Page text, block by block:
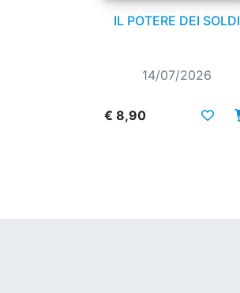
IL POTERE DEI SOLDI
14/07/2026
€ 8,90